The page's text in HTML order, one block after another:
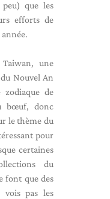
que les
efforts de
une
Nouvel An
de
bœuf, donc
le thème du
pour
certaines
du
font que des
vois pas les